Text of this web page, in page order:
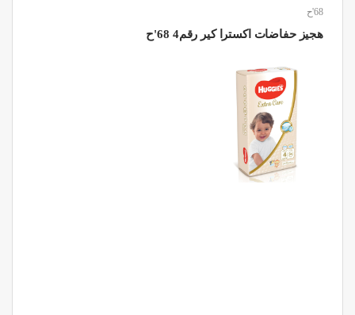
68'ح
هجيز حفاضات اكسترا كير رقم4 68'ح